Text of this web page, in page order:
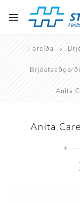
Forsíða
Anita
Anita